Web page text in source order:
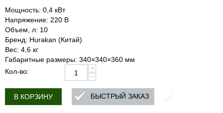
Мощность: 0,4 кВт
Напряжение: 220 В
Объем, л: 10
Бренд: Hurakan (Китай)
Вес: 4,6 кг
Габаритные размеры: 340×340×360 мм
Кол-во:
+
−
В КОРЗИНУ БЫСТРЫЙ ЗАКАЗ